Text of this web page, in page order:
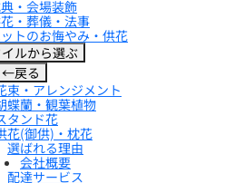
・会場装飾
・葬儀・法事
トのお悔やみ・供花
ルから選ぶ
←戻る
束・アレンジメント
蝶蘭・観葉植物
タンド花
花(御供)・枕花
選ばれる理由
会社概要
配達サービス